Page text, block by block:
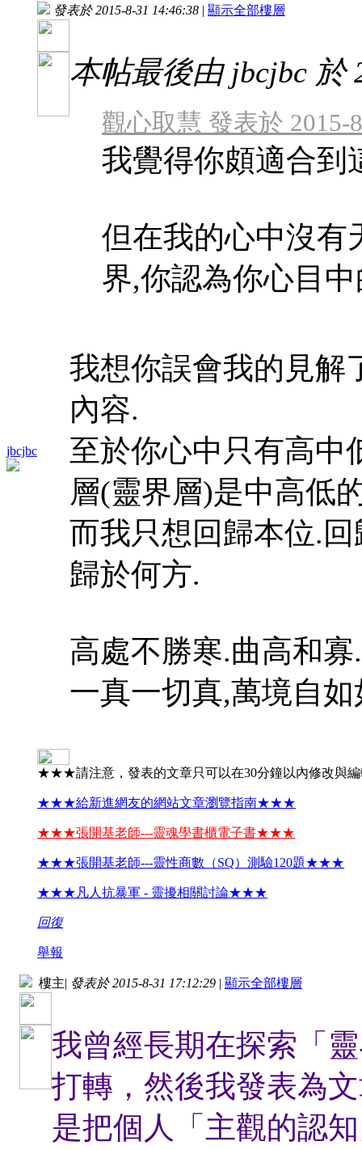
jbcjbc
發表於 2015-8-31 14:46:38 | 顯示全部樓層
本帖最後由 jbcjbc 於
觀心取慧 發表於 2015-
我覺得你頗適合到
但在我的心中沒有
界,你認為你心目中
我想你誤會我的見解
內容.
至於你心中只有高中
層(靈界層)是中高低
而我只想回歸本位.
歸於何方.
高處不勝寒.曲高和寡.
一真一切真,萬境自如
★★★請注意，發表的文章只可以在30分鐘以內修改
★★★給新進網友的網站文章瀏覽指南★★★
★★★張開基老師---靈魂學書櫃電子書★★★
★★★張開基老師---靈性商數（SQ）測驗120題★★★
★★★凡人抗暴軍 - 靈擾相關討論★★★
回復
舉報
樓主| 發表於 2015-8-31 17:12:29 | 顯示全部樓層
我曾經長期在探索「
打轉，然後我發表為
是把個人「主觀的認